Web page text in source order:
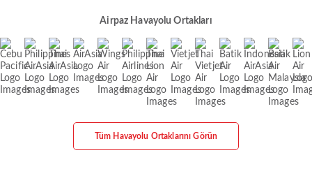
Airpaz Havayolu Ortakları
Tüm Havayolu Ortaklarını Görün